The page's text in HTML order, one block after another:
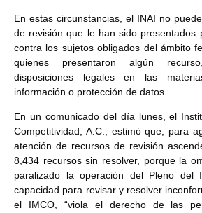
En estas circunstancias, el INAI no
de revisión que le han sido presentados
contra los sujetos obligados del ámbito
quienes presentaron algún
disposiciones legales en las
información o protección de datos.
En un comunicado del día lunes, el
Competitividad, A.C., estimó que, para
atención de recursos de revisión
8,434 recursos sin resolver, porque la
paralizado la operación del Pleno del
capacidad para revisar y resolver
el IMCO, “viola el derecho de las